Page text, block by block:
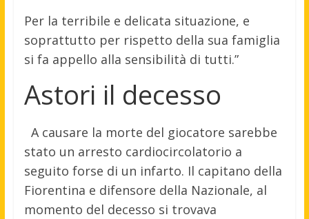
Per la terribile e delicata situazione, e
soprattutto per rispetto della sua famiglia
si fa appello alla sensibilità di tutti.”
Astori il decesso
A causare la morte del giocatore sarebbe
stato un arresto cardiocircolatorio a
seguito forse di un infarto. Il capitano della
Fiorentina e difensore della Nazionale, al
momento del decesso si trovava